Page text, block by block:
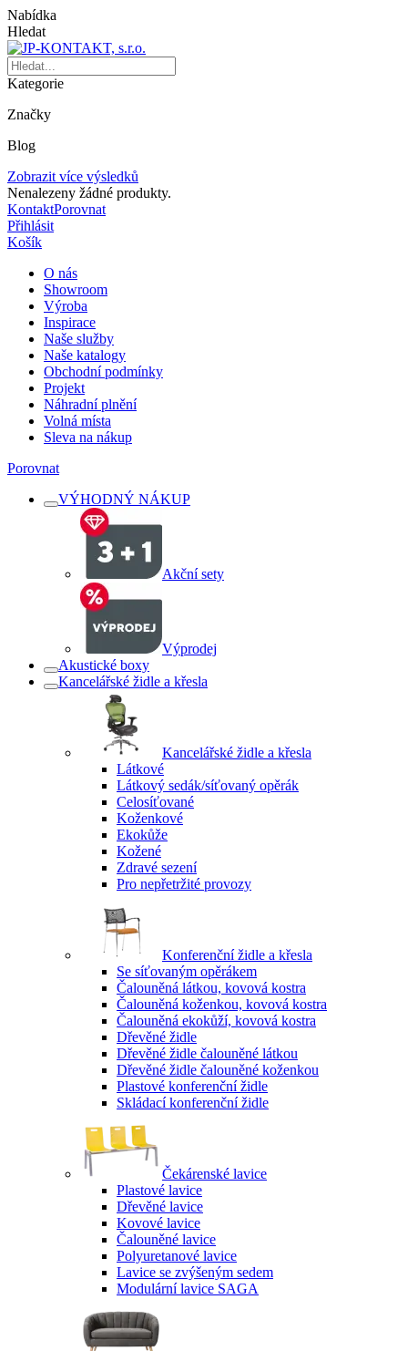
Nabídka
Hledat
Kategorie
Značky
Blog
Zobrazit více výsledků
Nenalezeny žádné produkty.
KontaktPorovnat
Přihlásit
Košík
O nás
Showroom
Výroba
Inspirace
Naše služby
Naše katalogy
Obchodní podmínky
Projekt
Náhradní plnění
Volná místa
Sleva na nákup
Porovnat
VÝHODNÝ NÁKUP
Akční sety
Výprodej
Akustické boxy
Kancelářské židle a křesla
Kancelářské židle a křesla
Látkové
Látkový sedák/síťovaný opěrák
Celosíťované
Koženkové
Ekokůže
Kožené
Zdravé sezení
Pro nepřetržité provozy
Konferenční židle a křesla
Se síťovaným opěrákem
Čalouněná látkou, kovová kostra
Čalouněná koženkou, kovová kostra
Čalouněná ekokůží, kovová kostra
Dřevěné židle
Dřevěné židle čalouněné látkou
Dřevěné židle čalouněné koženkou
Plastové konferenční židle
Skládací konferenční židle
Čekárenské lavice
Plastové lavice
Dřevěné lavice
Kovové lavice
Čalouněné lavice
Polyuretanové lavice
Lavice se zvýšeným sedem
Modulární lavice SAGA